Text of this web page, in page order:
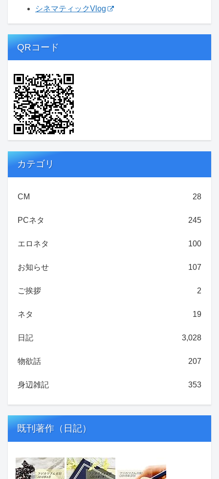
シネマティックVlog
QRコード
カテゴリ
CM 28
PCネタ 245
エロネタ 100
お知らせ 107
ご挨拶 2
ネタ 19
日記 3,028
物欲話 207
身辺雑記 353
既刊著作（日記）